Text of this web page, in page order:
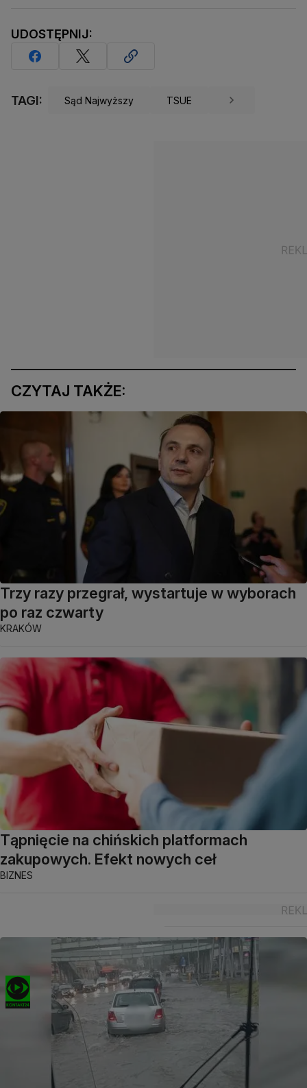
UDOSTĘPNIJ:
TAGI: Sąd Najwyższy TSUE
CZYTAJ TAKŻE:
Trzy razy przegrał, wystartuje w wyborach
po raz czwarty
KRAKÓW
Tąpnięcie na chińskich platformach
zakupowych. Efekt nowych ceł
BIZNES